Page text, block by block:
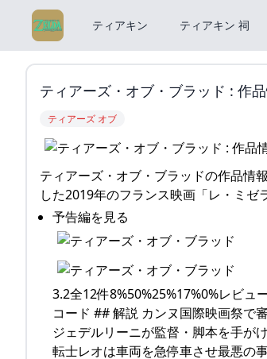
ティアキン ティアキン 祠
ティアーズ・オブ・ブラッド : 作
ティアーズ オブ
ティアーズ・オブ・ブラッドの作品情
した2019年のフランス映画「レ・ミ
予告編を見る
3.2全12件8%50%25%17%0%レビ
コード ## 解説 カンヌ国際映画祭で
ジェデルリーニが監督・脚本を手が
転士レオは車両を急停車させ最悪の